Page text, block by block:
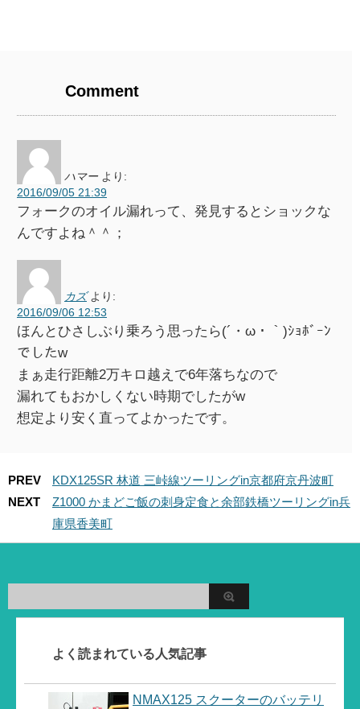
Comment
ハマー より:
2016/09/05 21:39
フォークのオイル漏れって、発見するとショックな
んですよね＾＾；
カズ より:
2016/09/06 12:53
ほんとひさしぶり乗ろう思ったら(´・ω・｀)ｼｮﾎﾞｰﾝ
でしたw
まぁ走行距離2万キロ越えで6年落ちなので
漏れてもおかしくない時期でしたがw
想定より安く直ってよかったです。
PREV
KDX125SR 林道 三峠線ツーリングin京都府京丹波町
NEXT
Z1000 かまどご飯の刺身定食と余部鉄橋ツーリングin兵
庫県香美町
よく読まれている人気記事
NMAX125 スクーターのバッテリ